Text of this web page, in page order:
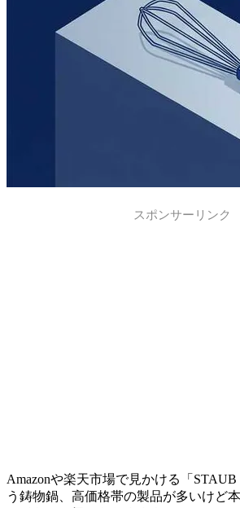
スポンサーリンク
Amazonや楽天市場で見かける「
う鋳物鍋、高価格帯の製品が多いけど